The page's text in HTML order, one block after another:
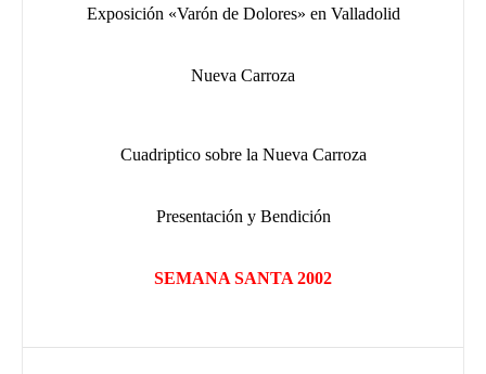
Exposición «Varón de Dolores» en Valladolid
Nueva Carroza
Cuadriptico sobre la Nueva Carroza
Presentación y Bendición
SEMANA SANTA 2002